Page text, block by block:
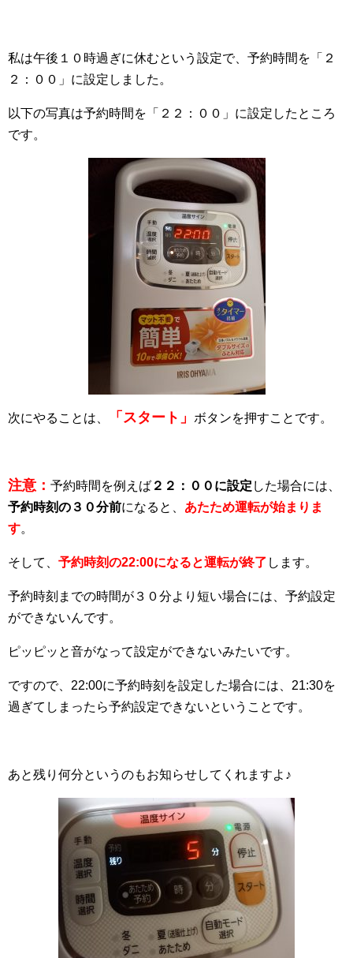
私は午後１０時過ぎに休むという設定で、予約時間を「２
２：００」に設定しました。
以下の写真は予約時間を「２２：００」に設定したところ
です。
次にやることは、 「スタート」 ボタンを押すことです。
注意： 予約時間を例えば ２２：００に設定 した場合には、
予約時刻の３０分前になると、 あたため運転が始まりま
す。
そして、 予約時刻の22:00になると運転が終了 します。
予約時刻までの時間が３０分より短い場合には、予約設定
ができないんです。
ピッピッと音がなって設定ができないみたいです。
ですので、22:00に予約時刻を設定した場合には、21:30を
過ぎてしまったら予約設定できないということです。
あと残り何分というのもお知らせしてくれますよ♪